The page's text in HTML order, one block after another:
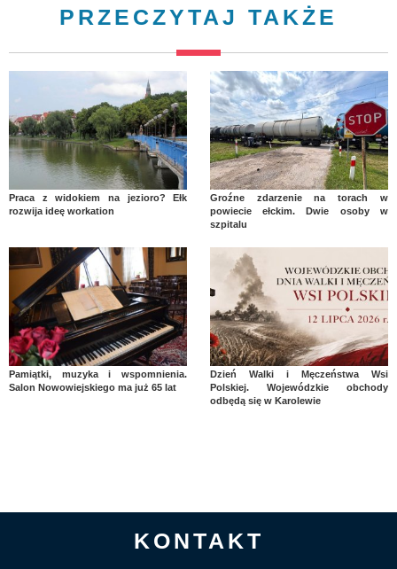
PRZECZYTAJ TAKŻE
Praca z widokiem na jezioro? Ełk
rozwija ideę workation
Groźne zdarzenie na torach w
powiecie ełckim. Dwie osoby w
szpitalu
Pamiątki, muzyka i wspomnienia.
Salon Nowowiejskiego ma już 65 lat
Dzień Walki i Męczeństwa Wsi
Polskiej. Wojewódzkie obchody
odbędą się w Karolewie
KONTAKT